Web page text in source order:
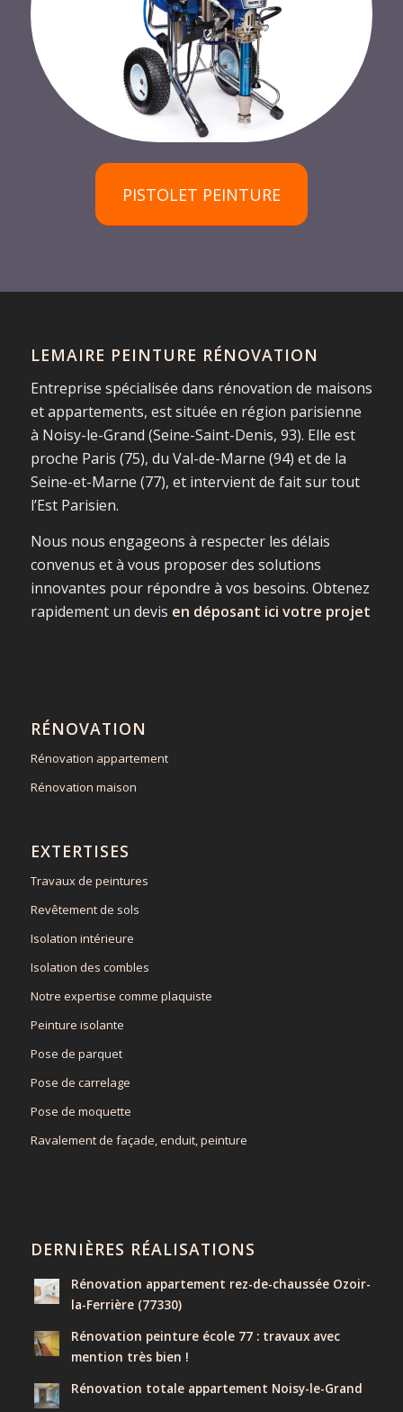
PISTOLET PEINTURE
LEMAIRE PEINTURE RÉNOVATION
Entreprise spécialisée dans rénovation de maisons
et appartements, est située en région parisienne
à Noisy-le-Grand (Seine-Saint-Denis, 93). Elle est
proche Paris (75), du Val-de-Marne (94) et de la
Seine-et-Marne (77), et intervient de fait sur tout
l’Est Parisien.
Nous nous engageons à respecter les délais
convenus et à vous proposer des solutions
innovantes pour répondre à vos besoins. Obtenez
rapidement un devis en déposant ici votre projet
RÉNOVATION
Rénovation appartement
Rénovation maison
EXTERTISES
Travaux de peintures
Revêtement de sols
Isolation intérieure
Isolation des combles
Notre expertise comme plaquiste
Peinture isolante
Pose de parquet
Pose de carrelage
Pose de moquette
Ravalement de façade, enduit, peinture
DERNIÈRES RÉALISATIONS
Rénovation appartement rez-de-chaussée Ozoir-
la-Ferrière (77330)
Rénovation peinture école 77 : travaux avec
mention très bien !
Rénovation totale appartement Noisy-le-Grand